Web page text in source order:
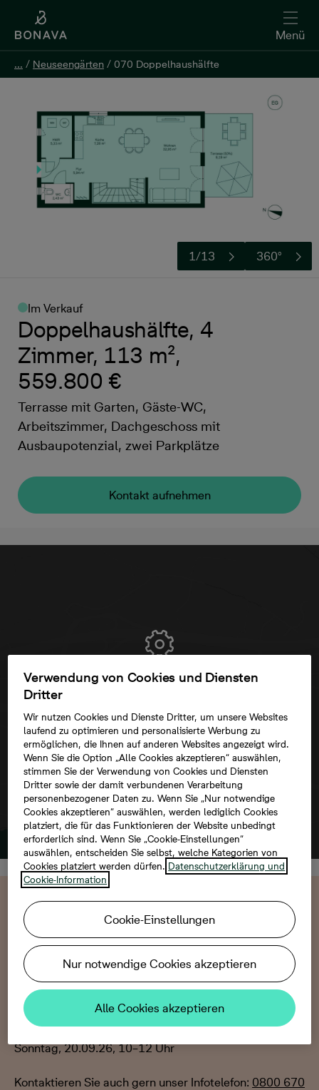
Menü
... / Neuseengärten / 070 Doppelhaushälfte
1/13 360°
Im Verkauf
Doppelhaushälfte, 4
Zimmer, 113 m²,
559.800 €
Terrasse mit Garten, Gäste-WC,
Arbeitszimmer, Dachgeschoss mit
Ausbaupotenzial, zwei Parkplätze
Kontakt aufnehmen
... / Neuseengärten / 070 Doppelhaushälfte
Um diese Karte ansehen zu können,
aktivieren Sie bitte die Dienste Dritter in
den Cookie-Einstellungen.
Wir beraten Sie gern
Persönliche Beratung ohne Anmeldung
in unserem Musterhaus in der Von-Watzdorf-Straße 19
in 04463 Großpösna OT Störmthal​
Samstag, 08.08.26, 10–12 Uhr
Samstag, 05.09.26, 10–12 Uhr
Sonntag, 20.09.26, 10–12 Uhr
Kontaktieren Sie auch gern unser Infotelefon: 0800 670
Verwendung von Cookies und Diensten
Dritter
Wir nutzen Cookies und Dienste Dritter, um unsere Websites
laufend zu optimieren und personalisierte Werbung zu
ermöglichen, die Ihnen auf anderen Websites angezeigt wird.
Wenn Sie die Option „Alle Cookies akzeptieren“ auswählen,
stimmen Sie der Verwendung von Cookies und Diensten
Dritter sowie der damit verbundenen Verarbeitung
personenbezogener Daten zu. Wenn Sie „Nur notwendige
Cookies akzeptieren“ auswählen, werden lediglich Cookies
platziert, die für das Funktionieren der Website unbedingt
erforderlich sind. Wenn Sie „Cookie-Einstellungen“
auswählen, entscheiden Sie selbst, welche Kategorien von
Cookies platziert werden dürfen. Datenschutzerklärung und
Cookie-Information
Cookie-Einstellungen
Nur notwendige Cookies akzeptieren
Alle Cookies akzeptieren